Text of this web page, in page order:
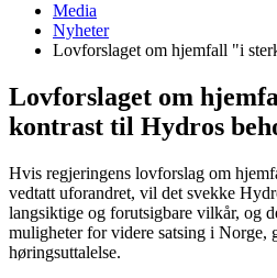
Media
Nyheter
Lovforslaget om hjemfall "i
Lovforslaget om
kontrast til Hydros
Hvis regjeringens lovforslag om
vedtatt uforandret, vil det svekke
langsiktige og forutsigbare vilkår, og
muligheter for videre satsing i Norge,
høringsuttalelse.